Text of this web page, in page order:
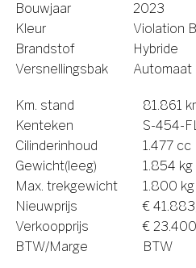
Bouwjaar
2023
Kleur
Violation
Brandstof
Hybride
Versnellingsbak
Automaat
Km. stand
81.861
Kenteken
S-454-
Cilinderinhoud
1.477 cc
Gewicht(leeg)
1.854 kg
Max. trekgewicht
1.800 kg
Nieuwprijs
€
Verkoopprijs
€
BTW/Marge
BTW